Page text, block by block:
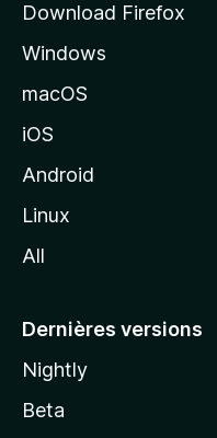
l
d
o
z
l
Download Firefox
Windows
macOS
iOS
Android
Linux
All
Dernières versions
Nightly
Beta